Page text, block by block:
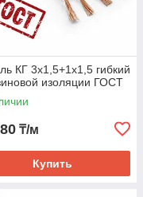
предлагает
кабелей марки
по выгодным ценам.
и широко
кабелей. Кабель
передвижных
на номинальное
до 400 Гц или
660 В. Кабель
аппаратах для
сварочных работ. У
соответствующий
КГ 3х1,5+1х1,5 гибкий
изоляции ГОСТ
₸/м
Купить